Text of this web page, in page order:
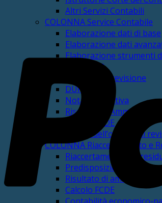
Altri Servizi Contabili
COLONNA Service Contabile
Elaborazione dati di base
Elaborazione dati
Elaborazione strumenti
COLONNA DUP
Bilancio di Previsione
DUP
Nota Integrativa
Risultato di
Calcolo FCDE
Parere dell’organo di
COLONNA Riaccertamento e
Riaccertamento dei
Predisposizione
Risultato di
Calcolo FCDE